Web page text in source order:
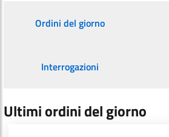
Ordini del giorno
Interrogazioni
Ultimi ordini del giorno